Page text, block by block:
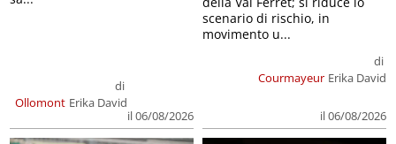
Ollomont
di
Erika David
il 06/08/2026
Courmayeur
di
Erika David
il 06/08/2026
scenario di rischio, in
movimento u...